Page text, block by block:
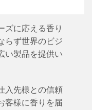
ズに応える香り
らず世界のビジ
い製品を提供い
入先様との信頼
客様に香りを届